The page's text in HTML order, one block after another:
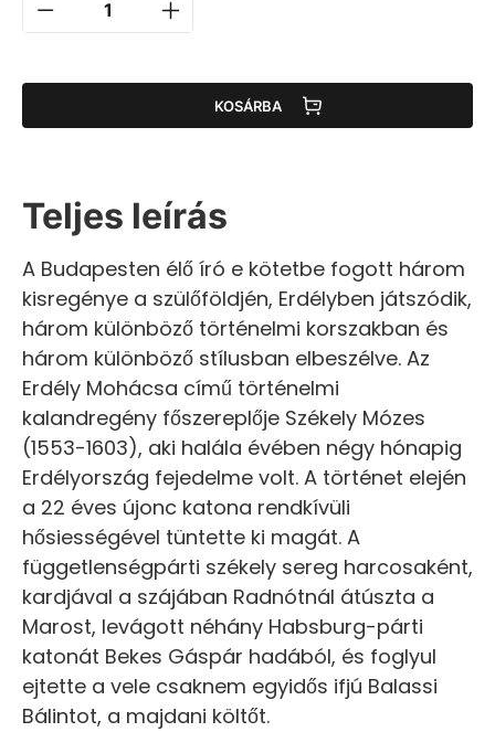
KOSÁRBA
Teljes leírás
A Budapesten élő író e kötetbe fogott három
kisregénye a szülőföldjén, Erdélyben játszódik,
három különböző történelmi korszakban és
három különböző stílusban elbeszélve. Az
Erdély Mohácsa című történelmi
kalandregény főszereplője Székely Mózes
(1553-1603), aki halála évében négy hónapig
Erdélyország fejedelme volt. A történet elején
a 22 éves újonc katona rendkívüli
hősiességével tüntette ki magát. A
függetlenségpárti székely sereg harcosaként,
kardjával a szájában Radnótnál átúszta a
Marost, levágott néhány Habsburg-párti
katonát Bekes Gáspár hadából, és foglyul
ejtette a vele csaknem egyidős ifjú Balassi
Bálintot, a majdani költőt.